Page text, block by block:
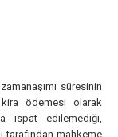
süresinin
ödemesi olarak
ispat edilemediği,
tarafından mahkeme